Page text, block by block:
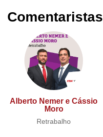
Comentaristas
Alberto Nemer e Cássio
Moro
Retrabalho